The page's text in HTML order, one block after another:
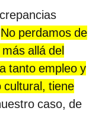
No perdamos de
allá del
tanto empleo y
cultural, tiene
caso, de